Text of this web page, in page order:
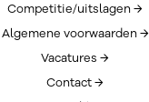
Competitie/uitslagen →
Algemene voorwaarden →
Vacatures →
Contact →